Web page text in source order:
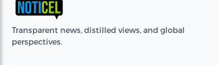
Transparent news, distilled views, and global
perspectives.